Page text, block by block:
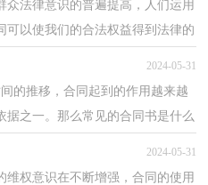
众法律意识的普遍提高，人们运用
可以使我们的合法权益得到法律的
2024-05-31
的推移，合同起到的作用越来越
据之一。那么常见的合同书是什么
同5篇，仅供参考，希望...
2024-05-31
维权意识在不断增强，合同的使用